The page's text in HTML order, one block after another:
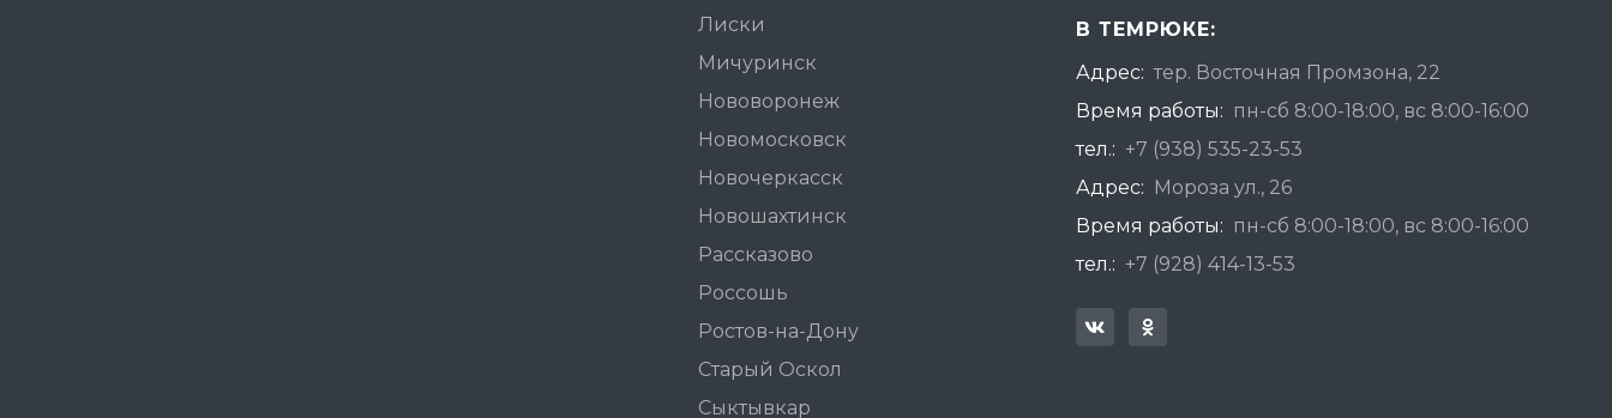
Лиски
Мичуринск
Нововоронеж
Новомосковск
Новочеркасск
Новошахтинск
Рассказово
Россошь
Ростов-на-Дону
Старый Оскол
Сыктывкар
В ТЕМРЮКЕ:
Адрес: тер. Восточная Промзона, 22
Время работы: пн-сб 8:00-18:00, вс 8:00-16:00
тел.: +7 (938) 535-23-53
Адрес:
Мороза ул., 26
Время работы: пн-сб 8:00-18:00, вс 8:00-16:00
тел.: +7 (928) 414-13-53